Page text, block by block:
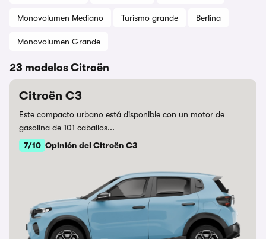
Monovolumen Mediano Turismo grande Berlina
Monovolumen Grande
23 modelos Citroën
Citroën C3
Este compacto urbano está disponible con un motor de
gasolina de 101 caballos...
7/10 Opinión del Citroën C3